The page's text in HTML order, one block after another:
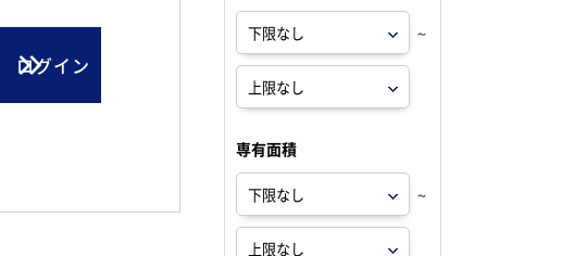
ログイン
～
専有面積
～